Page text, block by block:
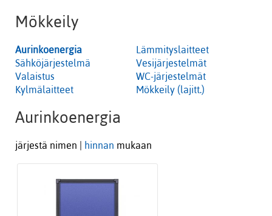
Mökkeily
Aurinkoenergia
Sähköjärjestelmä
Valaistus
Kylmälaitteet
Lämmityslaitteet
Vesijärjestelmät
WC-järjestelmät
Mökkeily (lajitt.)
Aurinkoenergia
järjestä nimen | hinnan mukaan